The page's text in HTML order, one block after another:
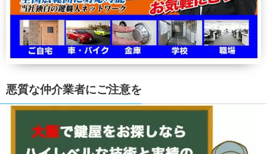
悪質な仲介業者にご注意を